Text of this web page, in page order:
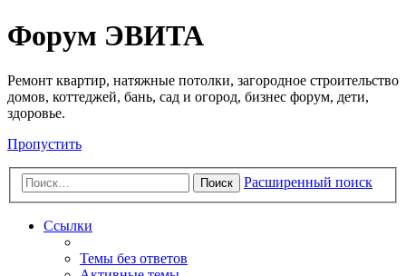
Регистрация
Форум ЭВИТА
Ремонт квартир, натяжные потолки, загородное строительство
домов, коттеджей, бань, сад и огород, бизнес форум, дети,
здоровье.
Пропустить
Поиск Расширенный поиск
Ссылки
Темы без ответов